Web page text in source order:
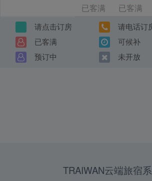
已客满 已客满
请点击订房
请电话订
已客满
可候补
预订中
未开放
TRAIWAN云端旅宿